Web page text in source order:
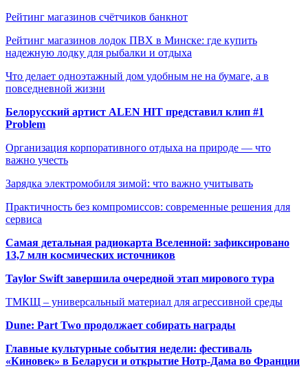
Рейтинг магазинов счётчиков банкнот
Рейтинг магазинов лодок ПВХ в Минске: где купить
надежную лодку для рыбалки и отдыха
Что делает одноэтажный дом удобным не на бумаге, а в
повседневной жизни
Белорусский артист ALEN HIT представил клип #1
Problem
Организация корпоративного отдыха на природе — что
важно учесть
Зарядка электромобиля зимой: что важно учитывать
Практичность без компромиссов: современные решения для
сервиса
Самая детальная радиокарта Вселенной: зафиксировано
13,7 млн космических источников
Taylor Swift завершила очередной этап мирового тура
ТМКЩ – универсальный материал для агрессивной среды
Dune: Part Two продолжает собирать награды
Главные культурные события недели: фестиваль
«Киновек» в Беларуси и открытие Нотр-Дама во Франции